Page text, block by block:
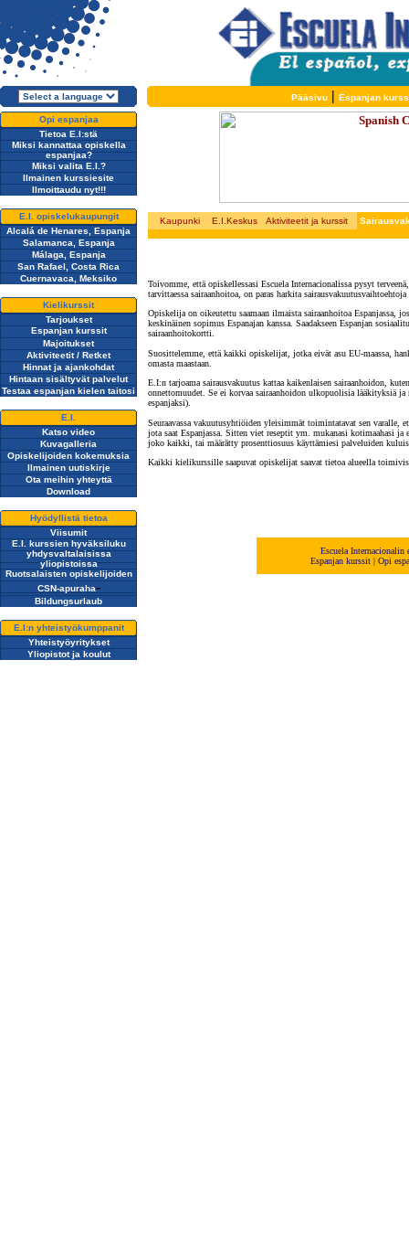
Pääsivu| Espanjan
Opi espanjaa
Tietoa E.I:stä
Miksi kannattaa opiskella
espanjaa?
Miksi valita E.I.?
Ilmainen kurssiesite
Ilmoittaudu nyt!!!
E.I. opiskelukaupungit
Alcalá de Henares, Espanja
Salamanca, Espanja
Málaga, Espanja
San Rafael, Costa Rica
Cuernavaca, Meksiko
Kielikurssit
Tarjoukset
Espanjan kurssit
Majoitukset
Aktiviteetit / Retket
Hinnat ja ajankohdat
Hintaan sisältyvät palvelut
Testaa espanjan kielen taitosi
E.I.
Katso video
Kuvagalleria
Opiskelijoiden kokemuksia
Ilmainen uutiskirje
Ota meihin yhteyttä
Download
Hyödyllistä tietoa
Viisumit
E.I. kurssien hyväksiluku
yhdysvaltalaisissa
yliopistoissa
Ruotsalaisten opiskelijoiden
CSN-apuraha-
Bildungsurlaub
E.I:n yhteistyökumppanit
Yhteistyöyritykset
Yliopistot ja koulut
Kaupunki E.I.Keskus Aktiviteetit ja kurssit
Toivomme, että opiskellessasi Escuela Internacionalissa pysyt
tarvittaessa sairaanhoitoa, on paras harkita
Opiskelija on oikeutettu saamaan ilmaista sairaanhoitoa Espanjassa,
keskinäinen sopimus Espanajan kanssa. Saadakseen Espanjan
sairaanhoitokortti.
Suosittelemme, että kaikki opiskelijat, jotka eivät asu EU-maassa,
omasta maastaan.
E.I:n tarjoama sairausvakuutus kattaa kaikenlaisen sairaanhoidon,
onnettomuudet. Se ei korvaa sairaanhoidon ulkopuolisia lääkityksiä
espanjaksi).
Seuraavassa vakuutusyhtiöiden yleisimmät toimintatavat sen varalle,
jota saat Espanjassa. Sitten viet reseptit ym. mukanasi kotimaahasi
joko kaikki, tai määrätty prosenttiosuus käyttämiesi palveluiden
Kaikki kielikurssille saapuvat opiskelijat saavat tietoa alueella
Escuela
Espanjankurssit| Opi